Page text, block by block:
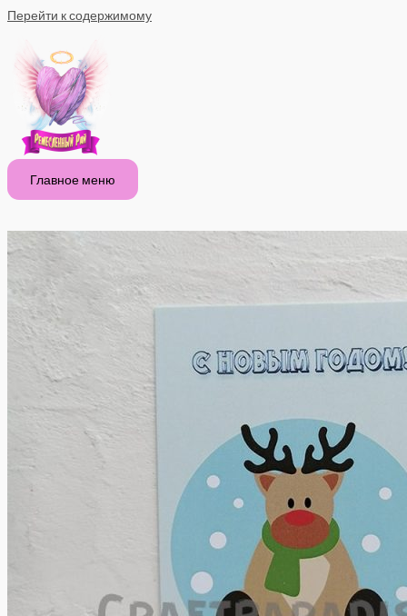
Перейти к содержимому
Главное меню